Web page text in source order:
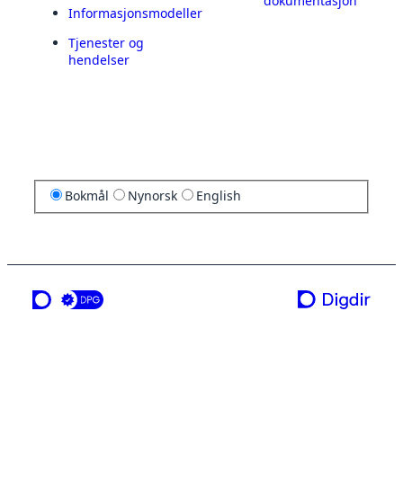
Informasjonsmodeller
Tjenester og
hendelser
Bokmål Nynorsk English